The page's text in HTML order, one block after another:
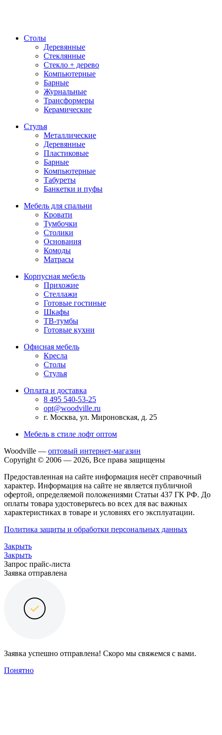
Столы
Деревянные
Стеклянные
Стекло + дерево
Компьютерные
Барные
Журнальные
Трансформеры
Керамические
Стулья
Металлические
Деревянные
Пластиковые
Барные
Компьютерные
Табуреты
Банкетки и пуфы
Мебель для спальни
Кровати
Тумбочки
Столики
Основания
Комоды
Матрасы
Корпусная мебель
Прихожие
Стеллажи
Готовые гостиные
Шкафы
ТВ-тумбы
Готовые кухни
Офисная мебель
Кресла
Столы
Стулья
Оплата и доставка
8 495 540-53-25
opt@woodville.ru
г. Москва, ул. Мироновская, д. 25
Мебель в стиле лофт оптом
Woodville — оптовый интернет-магазин
Copyright © 2006 — 2026, Все права защищены
Предоставленная на сайте информация несёт справочный
характер. Информация на сайте не является публичной
офертой, определяемой положениями Статьи 437 ГК РФ. До
оплаты товара удостоверьтесь во всех для вас важных
характеристиках в товаре и условиях его эксплуатации.
Политика защиты и обработки персональных данных
Закрыть
Закрыть
Запрос прайс-листа
Заявка отправлена
Заявка успешно отправлена! Скоро мы свяжемся с вами.
Понятно